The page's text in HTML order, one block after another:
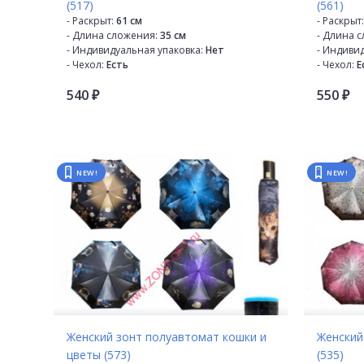
(517)
- Раскрыт: 61 см
- Длина сложения: 35 см
- Индивидуальная упаковка: Нет
- Чехол: Есть
- Страна производителя:
- Кол-во сложений:
- Кол-во спиц:9
- Каркас:Стекловолокно
- Материал купола:
Эпонж
- Материал спиц:
Стекловолокно
- Материал ручки:
Пластик
- Расцветка: 6 расцветок
540 ₽
(561)
- Раскрыт:
- Длина
-
- Чехол:
- Страна
- Кол-во
- Кол-во
- Каркас:
-
-
-
-
550 ₽
NEW!
Женский зонт полуавтомат кошки и
цветы (573)
NEW!
(535)